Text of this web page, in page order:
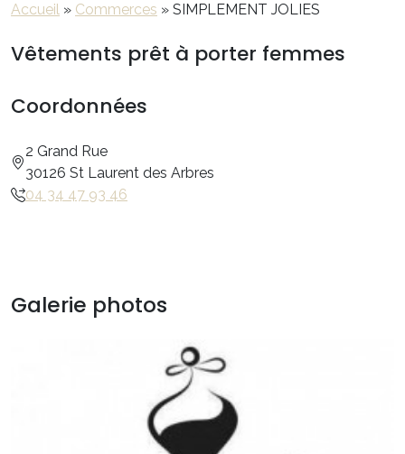
Accueil » Commerces » SIMPLEMENT JOLIES
Vêtements prêt à porter femmes
Coordonnées
2 Grand Rue
30126 St Laurent des Arbres
04 34 47 93 46
Galerie photos